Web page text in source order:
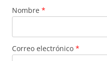
Nombre *
Correo electrónico *